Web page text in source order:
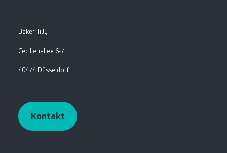
Baker Tilly
Cecilienallee 6-7
40474 Düsseldorf
Kontakt